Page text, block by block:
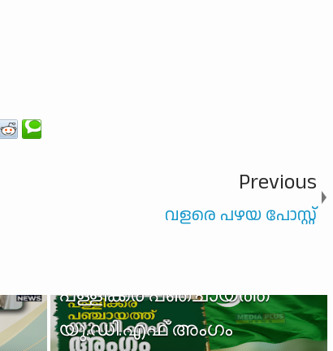
Previous
വളരെ പഴയ പോസ്റ്റ്
പള്ളിക്കര പഞ്ചായത്ത്
യു.ഡി.എഫ് അംഗം